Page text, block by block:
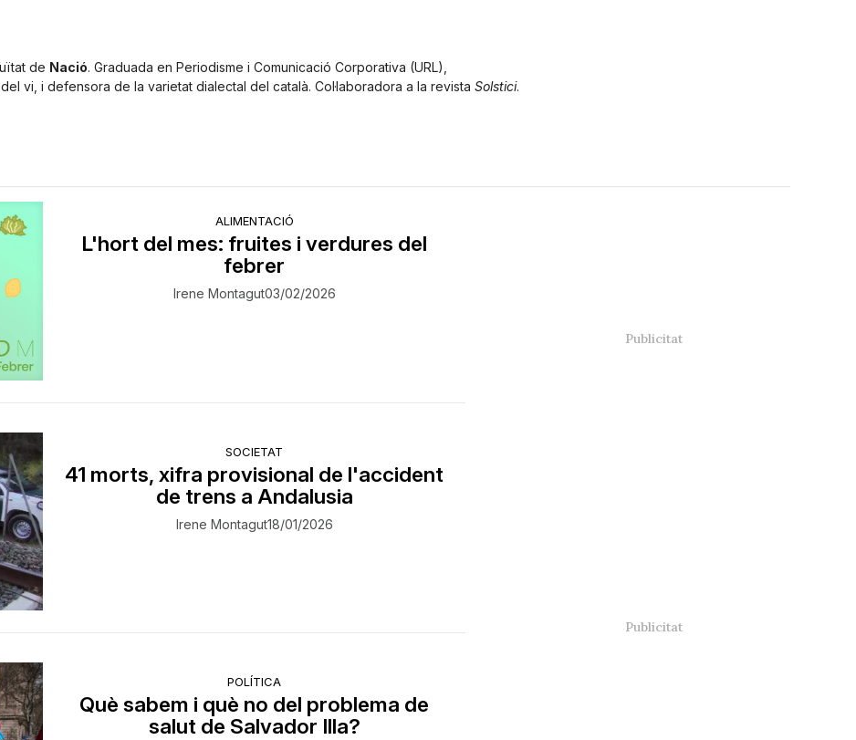
de Nació. Graduada en Periodisme i Comunicació Corporativa (URL),
vi, i defensora de la varietat dialectal del català. Col·laboradora a la revista Solstici.
ALIMENTACIÓ
L'hort del mes: fruites i verdures del
febrer
Irene Montagut03/02/2026
SOCIETAT
41 morts, xifra provisional de l'accident
de trens a Andalusia
Irene Montagut18/01/2026
POLÍTICA
Què sabem i què no del problema de
salut de Salvador Illa?